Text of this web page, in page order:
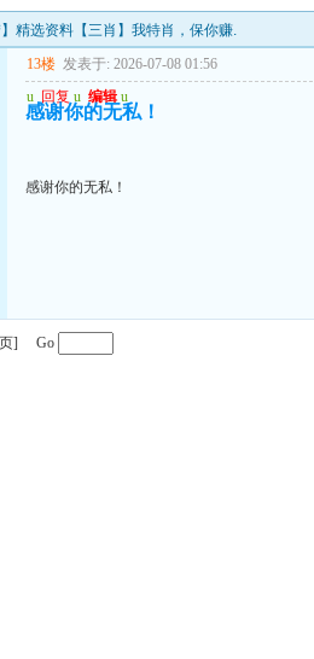
精选资料【三肖】我特肖，保你赚.
13楼 发表于: 2026-07-08 01:56
u 回复 u 编辑 u
感谢你的无私！
感谢你的无私！
页] Go